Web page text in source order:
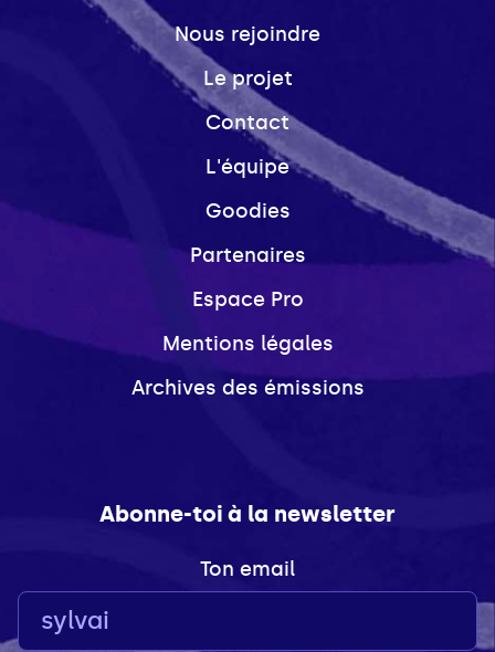
Nous rejoindre
Le projet
Contact
L'équipe
Goodies
Partenaires
Espace Pro
Mentions légales
Archives des émissions
Abonne-toi à la newsletter
Ton email